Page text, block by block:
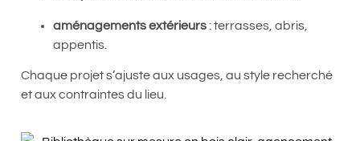
aménagements extérieurs: terrasses, abris,
appentis.
Chaque projet s’ajuste aux usages, au style recherché
et aux contraintes du lieu.